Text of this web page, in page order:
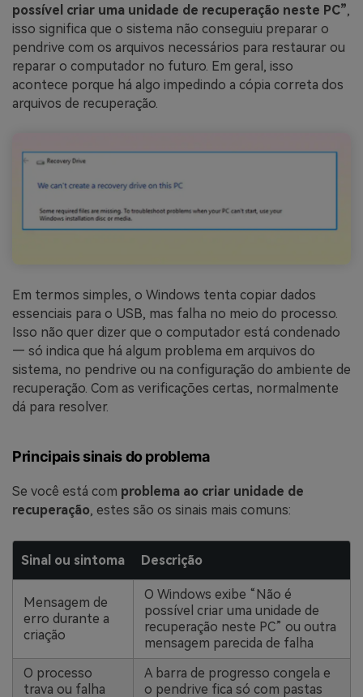
possível criar uma unidade de recuperação neste PC”,
isso significa que o sistema não conseguiu preparar o
pendrive com os arquivos necessários para restaurar ou
reparar o computador no futuro. Em geral, isso
acontece porque há algo impedindo a cópia correta dos
arquivos de recuperação.
Em termos simples, o Windows tenta copiar dados
essenciais para o USB, mas falha no meio do processo.
Isso não quer dizer que o computador está condenado
— só indica que há algum problema em arquivos do
sistema, no pendrive ou na configuração do ambiente de
recuperação. Com as verificações certas, normalmente
dá para resolver.
Principais sinais do problema
Se você está com problema ao criar unidade de
recuperação, estes são os sinais mais comuns:
Sinal ou sintoma Descrição
Mensagem de
erro durante a
criação
O Windows exibe “Não é
possível criar uma unidade de
recuperação neste PC” ou outra
mensagem parecida de falha
O processo
trava ou falha
A barra de progresso congela e
o pendrive fica só com pastas